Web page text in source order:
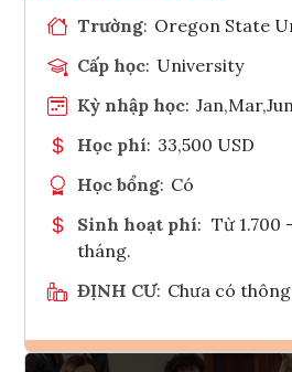
Trường: Oregon State
Cấp học: University
Kỳ nhập học:
Học phí: 33,500 USD
Học bổng: Có
Sinh hoạt phí: Từ 1.700
tháng.
ĐỊNH CƯ: Chưa có